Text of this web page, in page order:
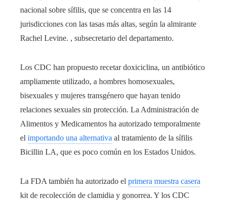
nacional sobre sífilis, que se concentra en las 14
jurisdicciones con las tasas más altas, según la almirante
Rachel Levine. , subsecretario del departamento.
Los CDC han propuesto recetar doxiciclina, un antibiótico
ampliamente utilizado, a hombres homosexuales,
bisexuales y mujeres transgénero que hayan tenido
relaciones sexuales sin protección. La Administración de
Alimentos y Medicamentos ha autorizado temporalmente
el importando una alternativa al tratamiento de la sífilis
Bicillin LA, que es poco común en los Estados Unidos.
La FDA también ha autorizado el primera muestra casera
kit de recolección de clamidia y gonorrea. Y los CDC